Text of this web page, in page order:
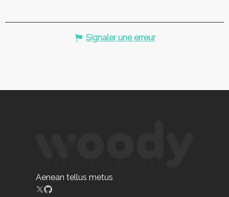
Signaler une erreur
Aenean tellus metus